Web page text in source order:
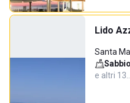
Lido
Santa
e altri 13…